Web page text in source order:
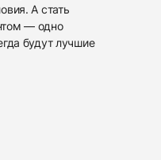
А стать
— одно
будут лучшие